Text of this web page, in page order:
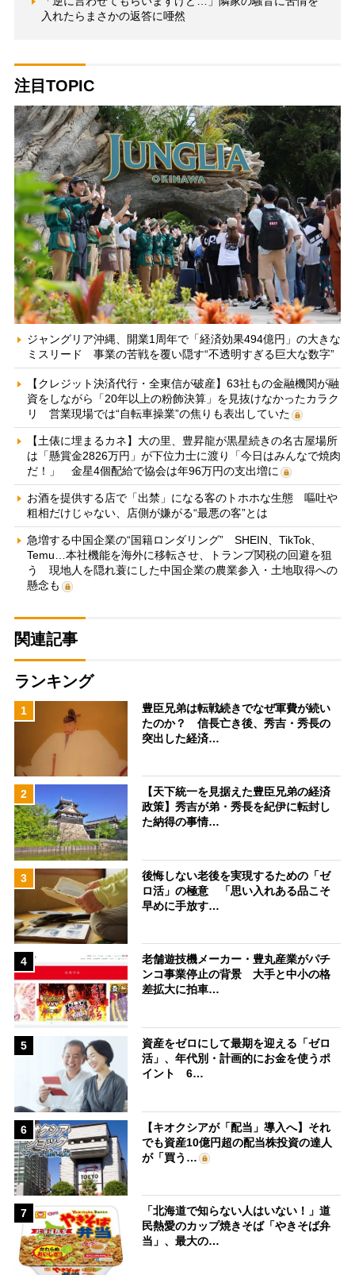
入れたらまさかの返答に唖然
注目TOPIC
ジャングリア沖縄、開業1周年で「経済効果494億円」の大きな
ミスリード 事業の苦戦を覆い隠す“不透明すぎる巨大な数字”
【クレジット決済代行・全東信が破産】63社もの金融機関が融
資をしながら「20年以上の粉飾決算」を見抜けなかったカラク
リ 営業現場では“自転車操業”の焦りも表出していた
【土俵に埋まるカネ】大の里、豊昇龍が黒星続きの名古屋場所
は「懸賞金2826万円」が下位力士に渡り「今日はみんなで焼肉
だ！」 金星4個配給で協会は年96万円の支出増に
お酒を提供する店で「出禁」になる客のトホホな生態 嘔吐や
粗相だけじゃない、店側が嫌がる“最悪の客”とは
急増する中国企業の“国籍ロンダリング” SHEIN、TikTok、
Temu…本社機能を海外に移転させ、トランプ関税の回避を狙
う 現地人を隠れ蓑にした中国企業の農業参入・土地取得への
懸念も
関連記事
ランキング
1
豊臣兄弟は転戦続きでなぜ軍費が続い
たのか？ 信長亡き後、秀吉・秀長の
突出した経済…
2
【天下統一を見据えた豊臣兄弟の経済
政策】秀吉が弟・秀長を紀伊に転封し
た納得の事情…
3
後悔しない老後を実現するための「ゼ
ロ活」の極意 「思い入れある品こそ
早めに手放す…
4
老舗遊技機メーカー・豊丸産業がパチ
ンコ事業停止の背景 大手と中小の格
差拡大に拍車…
5
資産をゼロにして最期を迎える「ゼロ
活」、年代別・計画的にお金を使うポ
イント 6…
6
【キオクシアが「配当」導入へ】それ
でも資産10億円超の配当株投資の達人
が「買う…
7
「北海道で知らない人はいない！」道
民熱愛のカップ焼きそば「やきそば弁
当」、最大の…